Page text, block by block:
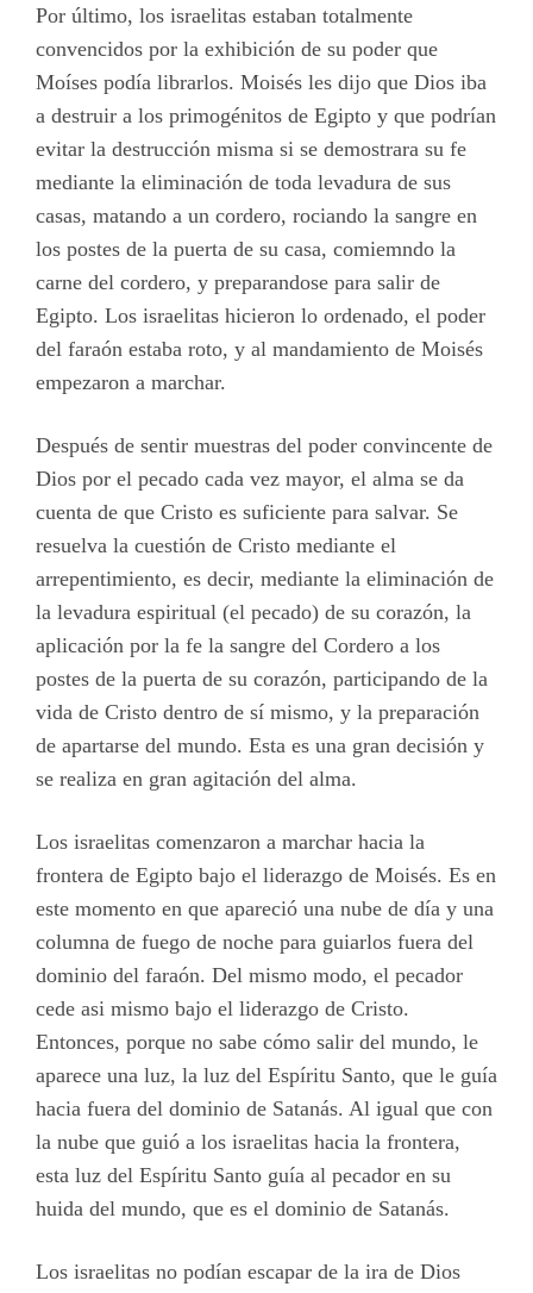
Por último, los israelitas estaban totalmente
convencidos por la exhibición de su poder que
Moíses podía librarlos. Moisés les dijo que Dios iba
a destruir a los primogénitos de Egipto y que podrían
evitar la destrucción misma si se demostrara su fe
mediante la eliminación de toda levadura de sus
casas, matando a un cordero, rociando la sangre en
los postes de la puerta de su casa, comiemndo la
carne del cordero, y preparandose para salir de
Egipto. Los israelitas hicieron lo ordenado, el poder
del faraón estaba roto, y al mandamiento de Moisés
empezaron a marchar.
Después de sentir muestras del poder convincente de
Dios por el pecado cada vez mayor, el alma se da
cuenta de que Cristo es suficiente para salvar. Se
resuelva la cuestión de Cristo mediante el
arrepentimiento, es decir, mediante la eliminación de
la levadura espiritual (el pecado) de su corazón, la
aplicación por la fe la sangre del Cordero a los
postes de la puerta de su corazón, participando de la
vida de Cristo dentro de sí mismo, y la preparación
de apartarse del mundo. Esta es una gran decisión y
se realiza en gran agitación del alma.
Los israelitas comenzaron a marchar hacia la
frontera de Egipto bajo el liderazgo de Moisés. Es en
este momento en que apareció una nube de día y una
columna de fuego de noche para guiarlos fuera del
dominio del faraón. Del mismo modo, el pecador
cede asi mismo bajo el liderazgo de Cristo.
Entonces, porque no sabe cómo salir del mundo, le
aparece una luz, la luz del Espíritu Santo, que le guía
hacia fuera del dominio de Satanás. Al igual que con
la nube que guió a los israelitas hacia la frontera,
esta luz del Espíritu Santo guía al pecador en su
huida del mundo, que es el dominio de Satanás.
Los israelitas no podían escapar de la ira de Dios